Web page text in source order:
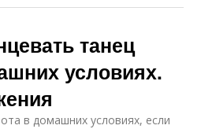
танец
условиях.
в домашних условиях, если